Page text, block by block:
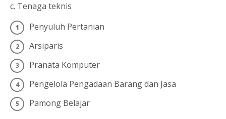
c. Tenaga teknis
Penyuluh Pertanian
Arsiparis
Pranata Komputer
Pengelola Pengadaan Barang dan Jasa
Pamong Belajar